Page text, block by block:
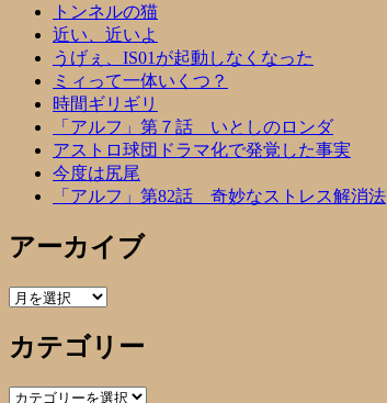
トンネルの猫
近い、近いよ
うげぇ、IS01が起動しなくなった
ミィって一体いくつ？
時間ギリギリ
「アルフ」第７話 いとしのロンダ
アストロ球団ドラマ化で発覚した事実
今度は尻尾
「アルフ」第82話 奇妙なストレス解消法
アーカイブ
ア
カ
イ
ブ
カテゴリー
カ